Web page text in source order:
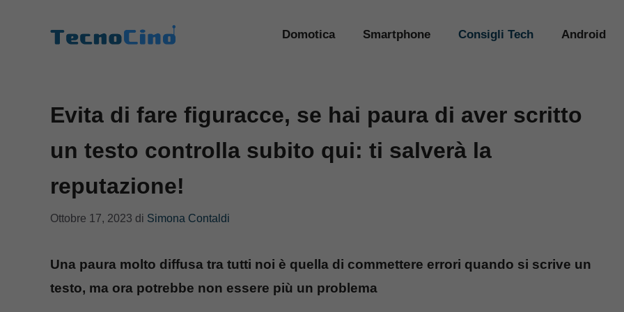
Domotica Smartphone Consigli Tech Android
Evita di fare figuracce, se hai paura di aver scritto
un testo controlla subito qui: ti salverà la
reputazione!
Ottobre 17, 2023 di Simona Contaldi
Una paura molto diffusa tra tutti noi è quella di commettere errori quando si scrive un
testo, ma ora potrebbe non essere più un problema